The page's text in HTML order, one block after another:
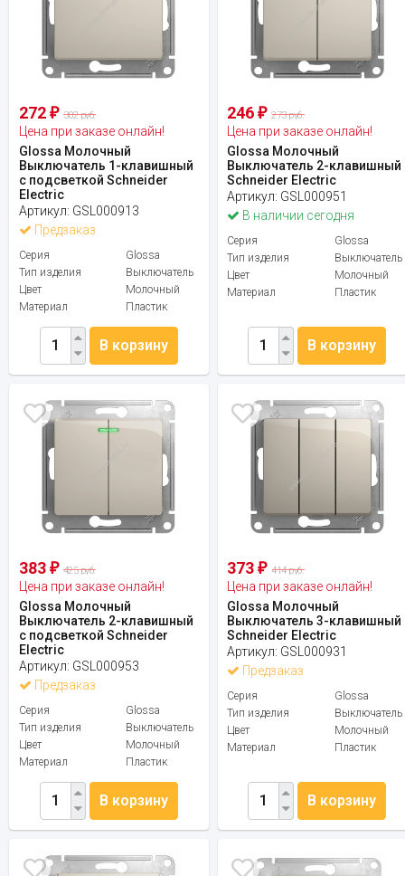
272 ₽ 302 руб.
Цена при заказе онлайн!
Glossa Молочный
Выключатель 1-клавишный
с подсветкой Schneider
Electric
Артикул: GSL000913
Предзаказ
Серия
Glossa
Тип изделия
Выключатель
Цвет
Молочный
Материал
Пластик
В корзину
246₽ 273 руб.
Цена при заказе онлайн!
Glossa Молочный
Выключатель 2-клавишный
Schneider Electric
Артикул: GSL000951
В наличии сегодня
Серия
Glossa
Тип изделия
Выключатель
Цвет
Молочный
Материал
Пластик
В корзину
383 ₽ 425 руб.
Цена при заказе онлайн!
Glossa Молочный
Выключатель 2-клавишный
с подсветкой Schneider
Electric
Артикул: GSL000953
Предзаказ
Серия
Glossa
Тип изделия
Выключатель
Цвет
Молочный
Материал
Пластик
В корзину
373₽ 414 руб.
Цена при заказе онлайн!
Glossa Молочный
Выключатель 3-клавишный
Schneider Electric
Артикул: GSL000931
Предзаказ
Серия
Glossa
Тип изделия
Выключатель
Цвет
Молочный
Материал
Пластик
В корзину